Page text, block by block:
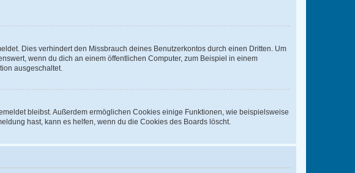
Dies verhindert den Missbrauch deines Benutzerkontos durch einen Dritten. Um
wenn du dich an einem öffentlichen Computer, zum Beispiel in einem
ausgeschaltet.
bleibst. Außerdem ermöglichen Cookies einige Funktionen, wie beispielsweise
hast, kann es helfen, wenn du die Cookies des Boards löscht.